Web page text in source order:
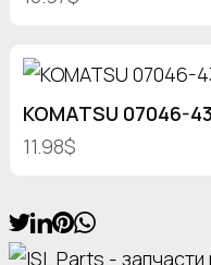
KOMATSU 07046-
11.98$